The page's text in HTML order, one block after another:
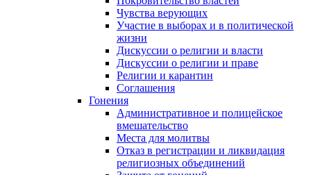
Чувства верующих
Участие в выборах и в политической
жизни
Дискуссии о религии и власти
Дискуссии о религии и праве
Религии и карантин
Соглашения
Гонения
Административное и полицейское
вмешательство
Места для молитвы
Отказ в регистрации и ликвидация
религиозных объединений